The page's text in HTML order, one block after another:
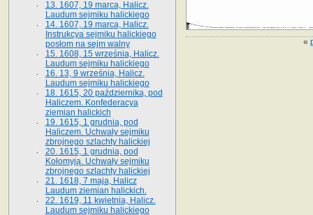
«
13. 1607, 19 marca, Halicz.
Laudum sejmiku halickiego
14. 1607, 19 marca, Halicz.
Instrukcya sejmiku halickiego
posłom na sejm walny
15. 1608, 15 września, Halicz.
Laudum sejmiku halickiego
16. 13, 9 września, Halicz.
Laudum sejmiku halickiego
18. 1615, 20 października, pod
Haliczem. Konfederacya
ziemian halickich
19. 1615, 1 grudnia, pod
Haliczem. Uchwały sejmiku
zbrojnego szlachty halickiej
20. 1615, 1 grudnia, pod
Kołomyją. Uchwały sejmiku
zbrojnego szlachty halickiej
21. 1618, 7 maja, Halicz
Laudum ziemian halickich.
22. 1619, 11 kwietnia, Halicz.
Laudum sejmiku halickiego